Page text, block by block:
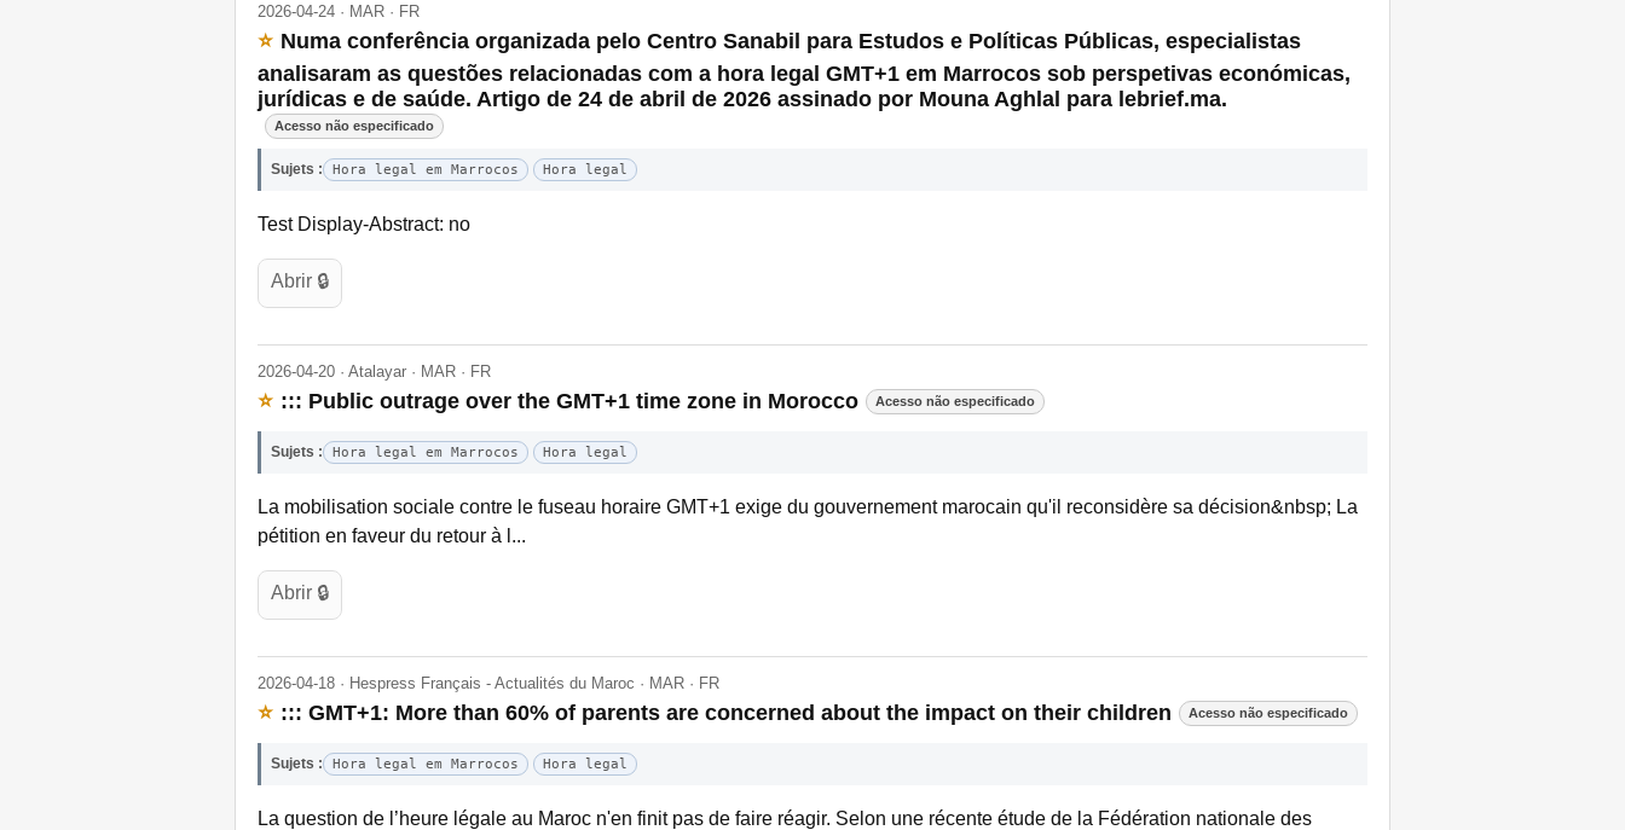
2026-04-24 · MAR · FR
⭐ Numa conferência organizada pelo Centro Sanabil para Estudos e Políticas Públicas, especialistas
analisaram as questões relacionadas com a hora legal GMT+1 em Marrocos sob perspetivas económicas,
jurídicas e de saúde. Artigo de 24 de abril de 2026 assinado por Mouna Aghlal para lebrief.ma.
Acesso não especificado
Sujets : Hora legal em Marrocos Hora legal
Test Display-Abstract: no
Abrir 🔒
2026-04-20 · Atalayar · MAR · FR
⭐ ::: Public outrage over the GMT+1 time zone in Morocco Acesso não especificado
Sujets : Hora legal em Marrocos Hora legal
La mobilisation sociale contre le fuseau horaire GMT+1 exige du gouvernement marocain qu'il reconsidère sa décision&nbsp; La
pétition en faveur du retour à l...
Abrir 🔒
2026-04-18 · Hespress Français - Actualités du Maroc · MAR · FR
⭐ ::: GMT+1: More than 60% of parents are concerned about the impact on their children Acesso não especificado
Sujets : Hora legal em Marrocos Hora legal
La question de l’heure légale au Maroc n'en finit pas de faire réagir. Selon une récente étude de la Fédération nationale des